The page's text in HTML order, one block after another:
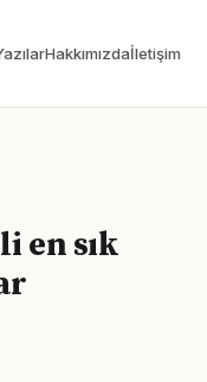
Hakkımızdaİletişim
en sık